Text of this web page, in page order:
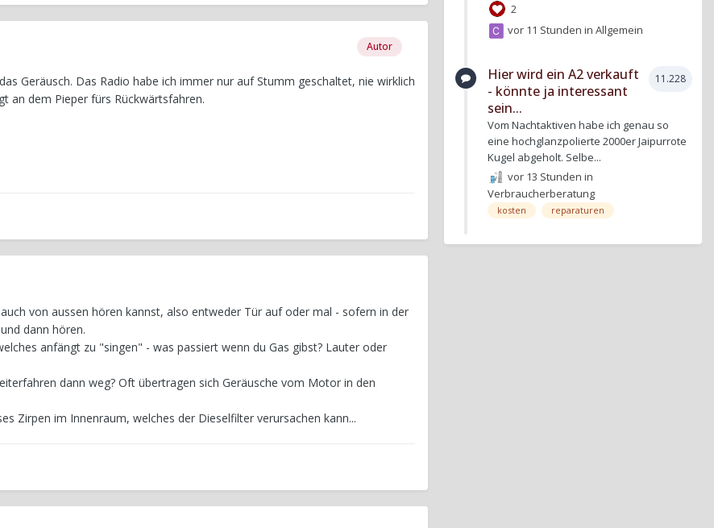
Autor
Geräusch. Das Radio habe ich immer nur auf Stumm geschaltet, nie wirklich
an dem Pieper fürs Rückwärtsfahren.
von aussen hören kannst, also entweder Tür auf oder mal - sofern in der
dann hören.
anfängt zu "singen" - was passiert wenn du Gas gibst? Lauter oder
dann weg? Oft übertragen sich Geräusche vom Motor in den
Zirpen im Innenraum, welches der Dieselfilter verursachen kann...
2
vor 11 Stunden inAllgemein
11.228
Hier wird ein A2 verkauft
- könnte ja interessant
sein...
Vom Nachtaktiven habe ich genau so
eine hochglanzpolierte 2000er Jaipurrote
Kugel abgeholt. Selbe...
vor 13 Stunden in
Verbraucherberatung
kosten reparaturen